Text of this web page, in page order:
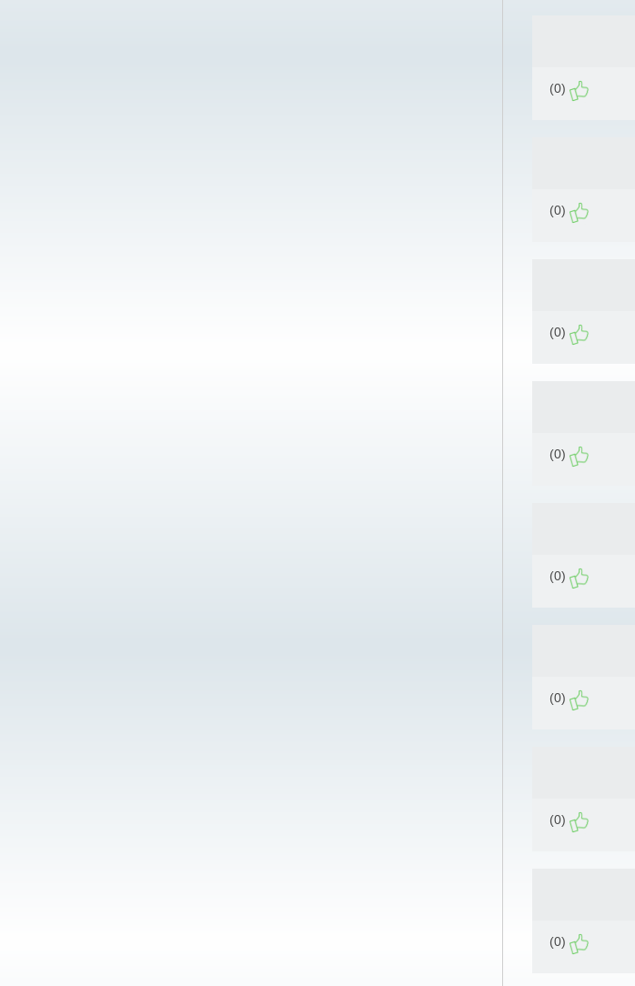
(0)
(0)
(0)
(0)
(0)
(0)
(0)
(0)